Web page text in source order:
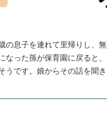
息子を連れて里帰りし、
なった孫が保育園に戻ると
うです。娘からその話を聞